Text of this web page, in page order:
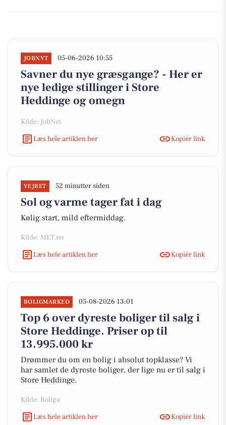
JOBNYT 05-06-2026 10:55
Savner du nye græsgange? - Her er
nye ledige stillinger i Store
Heddinge og omegn
Kilde: JobNet
Læs hele artiklen her
Kopiér link
VEJRET 52 minutter siden
Sol og varme tager fat i dag
Kølig start, mild eftermiddag.
Kilde: MET.no
Læs hele artiklen her
Kopiér link
BOLIGMARKED 05-08-2026 13:01
Top 6 over dyreste boliger til salg i
Store Heddinge. Priser op til
13.995.000 kr
Drømmer du om en bolig i absolut topklasse? Vi
har samlet de dyreste boliger, der lige nu er til salg i
Store Heddinge.
Kilde: Boliga
Læs hele artiklen her
Kopiér link